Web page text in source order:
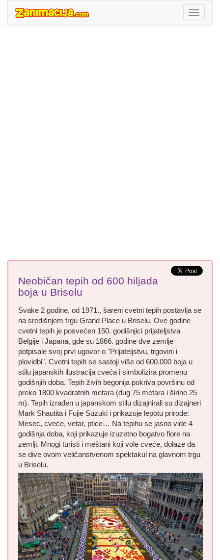
Neobičan tepih od 600 hiljada
boja u Briselu
Svake 2 godine, od 1971., šareni cvetni tepih postavlja se
na središnjem trgu Grand Place u Briselu. Ove godine
cvetni tepih je posvećen 150. godišnjici prijateljstva
Belgije i Japana, gde su 1866. godine dve zemlje
potpisale svoj prvi ugovor o "Prijateljstvu, trgovini i
plovidbi". Cvetni tepih se sastoji više od 600.000 boja u
stilu japanskih ilustracija cveća i simbolizira promenu
godišnjih doba. Tepih živih begonija pokriva površinu od
preko 1800 kvadratnih metara (dug 75 metara i širine 25
m). Tepih izrađen u japanskom stilu dizajnirali su dizajneri
Mark Shautita i Fujie Suzuki i prikazuje lepotu prirode:
Mesec, cveće, vetar, ptice… Na tepihu se jasno vide 4
godišnja doba, koji prikazuje izuzetno bogatvo flore na
zemlji. Mnogi turisti i meštani koji vole cveće, dolaze da
se dive ovom veličanstvenom spektakul na glavnom trgu
u Briselu.